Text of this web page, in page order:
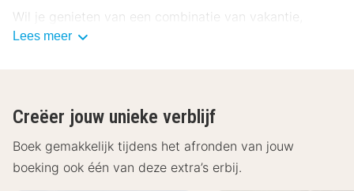
Wil je genieten van een combinatie van vakantie,
ontspanning en populaire evenementen? Dan ben je bij
telefoon, kluisje, minikoelkast, theestation en gratis
WiFi. Ideaal om je batterij op te laden! De badkamer
heeft een douche of een bad, een toilet, een
haardroger, een zachte badjas en cosmetische
Lees meer
Creëer jouw unieke verblijf
Boek gemakkelijk tijdens het afronden van jouw
boeking ook één van deze extra’s erbij.